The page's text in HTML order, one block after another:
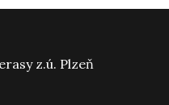
z.ú. Plzeň